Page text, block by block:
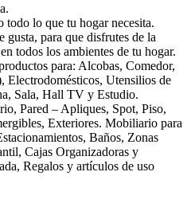
lo que tu hogar necesita.
gusta, para que disfrutes de la
todos los ambientes de tu hogar.
para: Alcobas, Comedor,
Utensilios de
Sala, Hall TV y Estudio.
Pared – Apliques, Spot, Piso,
Exteriores. Mobiliario para
Baños, Zonas
Cajas Organizadoras y
Regalos y artículos de uso